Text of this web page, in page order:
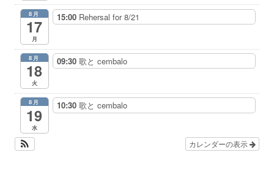
8月
17
月
15:00 Rehersal for 8/21
8月
18
火
09:30 歌と cembalo
8月
19
水
10:30 歌と cembalo
カレンダーの表示